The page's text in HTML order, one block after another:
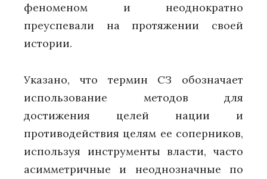
феноменом и неоднократно
преуспевали на протяжении своей
истории.
Указано, что термин СЗ обозначает
использование методов для
достижения целей нации и
противодействия целям ее соперников,
используя инструменты власти, часто
асимметричные и неоднозначные по